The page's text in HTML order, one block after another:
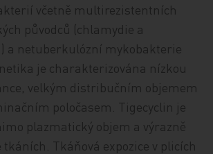
včetně multirezistentních
původců (chlamydie a
a netuberkulózní mykobakterie
je charakterizována nízkou
velkým distribučním objemem
poločasem. Tigecyclin je
plazmatický objem a výrazně
Tkáňová expozice v plicích